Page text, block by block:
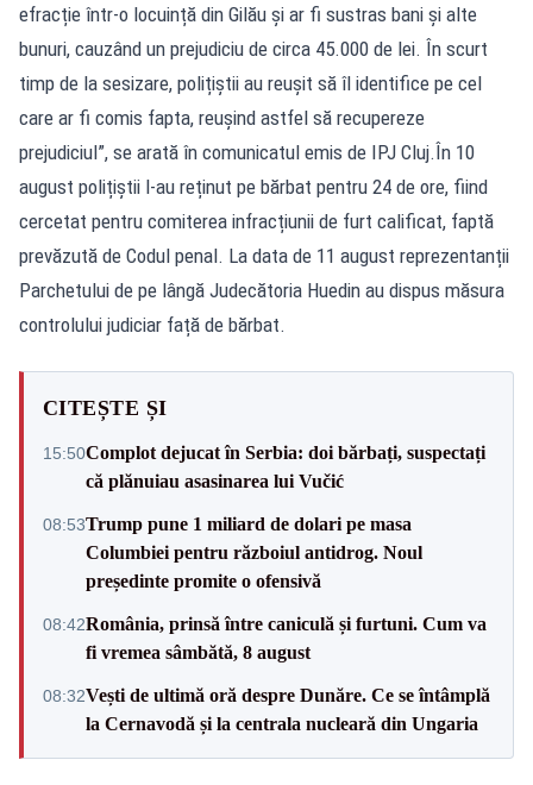
efracție într-o locuință din Gilău și ar fi sustras bani și alte
bunuri, cauzând un prejudiciu de circa 45.000 de lei. În scurt
timp de la sesizare, polițiștii au reușit să îl identifice pe cel
care ar fi comis fapta, reușind astfel să recupereze
prejudiciul”, se arată în comunicatul emis de IPJ Cluj.În 10
august polițiștii l-au reținut pe bărbat pentru 24 de ore, fiind
cercetat pentru comiterea infracțiunii de furt calificat, faptă
prevăzută de Codul penal. La data de 11 august reprezentanții
Parchetului de pe lângă Judecătoria Huedin au dispus măsura
controlului judiciar față de bărbat.
CITEȘTE ȘI
15:50Complot dejucat în Serbia: doi bărbați, suspectați
că plănuiau asasinarea lui Vučić
08:53Trump pune 1 miliard de dolari pe masa
Columbiei pentru războiul antidrog. Noul
președinte promite o ofensivă
08:42România, prinsă între caniculă și furtuni. Cum va
fi vremea sâmbătă, 8 august
08:32Vești de ultimă oră despre Dunăre. Ce se întâmplă
la Cernavodă și la centrala nucleară din Ungaria